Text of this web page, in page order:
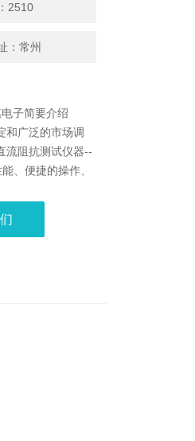
2510
：常州
子简要介绍
和广泛的市场调
流阻抗测试仪器--
、便捷的操作、